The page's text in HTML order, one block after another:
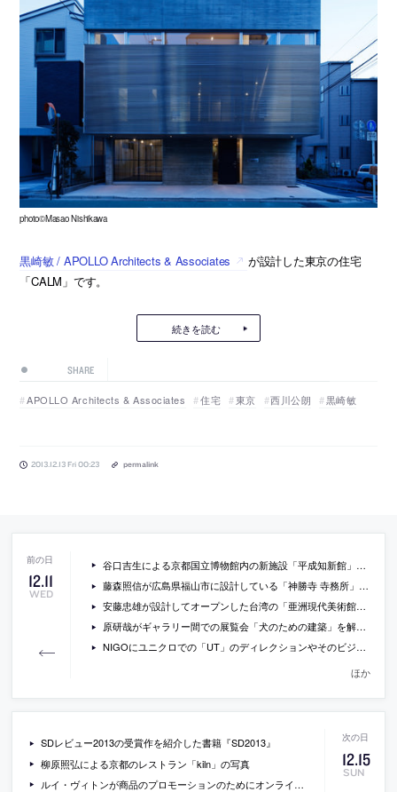
photo©Masao Nishikawa
黒崎敏 / APOLLO Architects & Associates
が設計した東京の住宅
「CALM」です。
続きを読む
SHARE
APOLLO Architects & Associates 住宅 東京 西川公朗 黒崎敏
2013.12.13 Fri 00:23 permalink
12.11
WED
谷口吉生による京都国立博物館内の新施設「平成知新館」が2014年9月にオープン
藤森照信が広島県福山市に設計している「神勝寺 寺務所」の現場写真
安藤忠雄が設計してオープンした台湾の「亜洲現代美術館」の写真
原研哉がギャラリー間での展覧会「犬のための建築」を解説している動画
NIGOにユニクロでの「UT」のディレクションやそのビジネスについて聞いているインタビュー
ほか
12.15
SUN
SDレビュー2013の受賞作を紹介した書籍『SD2013』
柳原照弘による京都のレストラン「kiln」の写真
ルイ・ヴィトンが商品のプロモーションのためにオンラインゲームを公開